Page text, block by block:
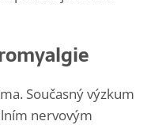
Současný výzkum
nervovým